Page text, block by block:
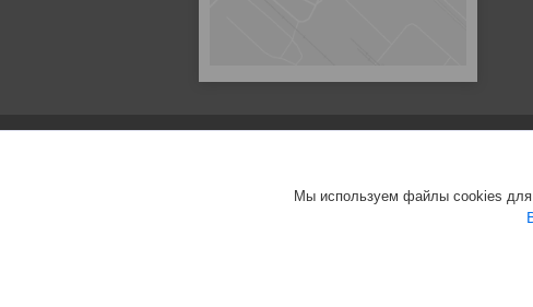
Мы используем файлы cookies для